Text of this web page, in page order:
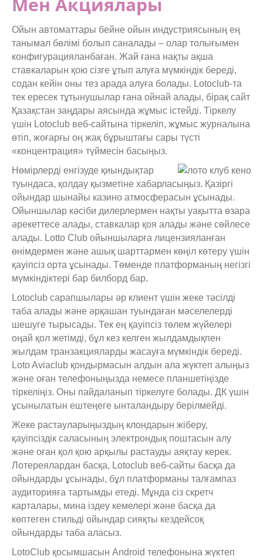
Ойын автоматтары бейне ойын индустриясының ең
танымал бөлімі болып саналады – олар толығымен
конфигурацияланбаған. Жай ғана нақты ақша
ставкаларын қою сізге ұтып алуға мүмкіндік береді,
содан кейін оны тез арада алуға болады. Lotoclub-та
тек ересек тұтынушылар ғана ойнай алады, бірақ сайт
Қазақстан заңдары аясында жұмыс істейді. Тіркелу
үшін Lotoclub веб-сайтына тіркеліп, жұмыс журналына
өтіп, жоғарғы оң жақ бұрыштағы сары түсті
«концентрация» түймесін басыңыз.
Нөмірлерді енгізуде қиындықтар
туындаса, қолдау қызметіне хабарласыңыз. Қазіргі
ойындар шынайы казино атмосферасын ұсынады.
Ойыншылар кәсіби дилерлермен нақты уақытта өзара
әрекеттесе алады, ставкалар қоя алады және сөйлесе
алады. Lotto Club ойыншыларға лицензияланған
өнімдермен және ашық шарттармен көңіл көтеру үшін
қауіпсіз орта ұсынады. Төменде платформаның негізгі
мүмкіндіктері бар билборд бар.
Lotoclub сарапшылары әр клиент үшін жеке тәсілді
таба алады және әрқашан туындаған мәселелерді
шешуге тырысады. Тек ең қауіпсіз төлем жүйелері
оңай қол жетімді, бұл кез келген жылдамдықпен
жылдам транзакцияларды жасауға мүмкіндік береді.
Loto Aviaclub қондырмасын алдын ала жүктеп алыңыз
және оған телефоныңызда немесе планшетіңізде
тіркеліңіз. Оны пайдаланып тіркелуге болады. ДК үшін
ұсынылатын ештеңеге ынталандыру берілмейді.
Жеке растауларыңыздың клондарын жіберу,
қауіпсіздік саласының электрондық поштасын алу
және оған қол қою арқылы растауды аяқтау керек.
Лотереялардан басқа, Lotoclub веб-сайты басқа да
ойындарды ұсынады, бұл платформаны талғампаз
аудиторияға тартымды етеді. Мұнда сіз скретч
карталары, мина іздеу кемелері және басқа да
көптеген стильді ойындар сияқты кездейсоқ
ойындарды таба аласыз.
LotoClub қосымшасын Android телефонына жүктеп